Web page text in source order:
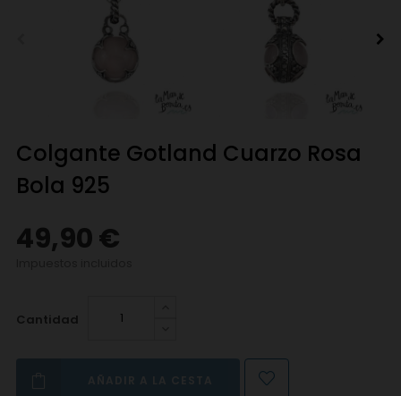
Colgante Gotland Cuarzo Rosa
Bola 925
49,90 €
Cantidad